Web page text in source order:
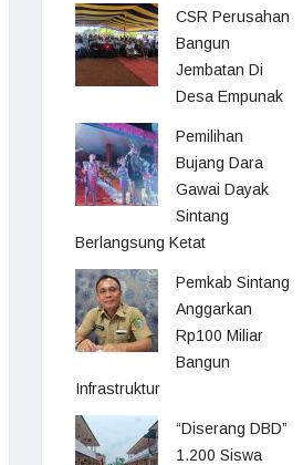
CSR Perusahan
Bangun
Jembatan Di
Desa Empunak
Pemilihan
Bujang Dara
Gawai Dayak
Sintang
Berlangsung Ketat
Pemkab Sintang
Anggarkan
Rp100 Miliar
Bangun
Infrastruktur
“Diserang DBD”
1.200 Siswa